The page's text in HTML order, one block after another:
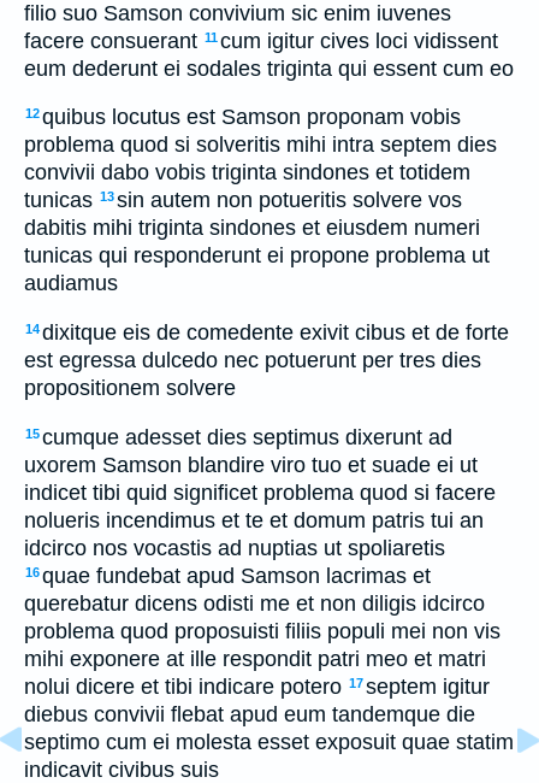
filio suo Samson convivium sic enim iuvenes
facere consuerant 11cum igitur cives loci vidissent
eum dederunt ei sodales triginta qui essent cum eo
12quibus locutus est Samson proponam vobis
problema quod si solveritis mihi intra septem dies
convivii dabo vobis triginta sindones et totidem
tunicas 13sin autem non potueritis solvere vos
dabitis mihi triginta sindones et eiusdem numeri
tunicas qui responderunt ei propone problema ut
audiamus
14dixitque eis de comedente exivit cibus et de forte
est egressa dulcedo nec potuerunt per tres dies
propositionem solvere
15cumque adesset dies septimus dixerunt ad
uxorem Samson blandire viro tuo et suade ei ut
indicet tibi quid significet problema quod si facere
nolueris incendimus et te et domum patris tui an
idcirco nos vocastis ad nuptias ut spoliaretis
16quae fundebat apud Samson lacrimas et
querebatur dicens odisti me et non diligis idcirco
problema quod proposuisti filiis populi mei non vis
mihi exponere at ille respondit patri meo et matri
nolui dicere et tibi indicare potero 17septem igitur
diebus convivii flebat apud eum tandemque die
septimo cum ei molesta esset exposuit quae statim
indicavit civibus suis